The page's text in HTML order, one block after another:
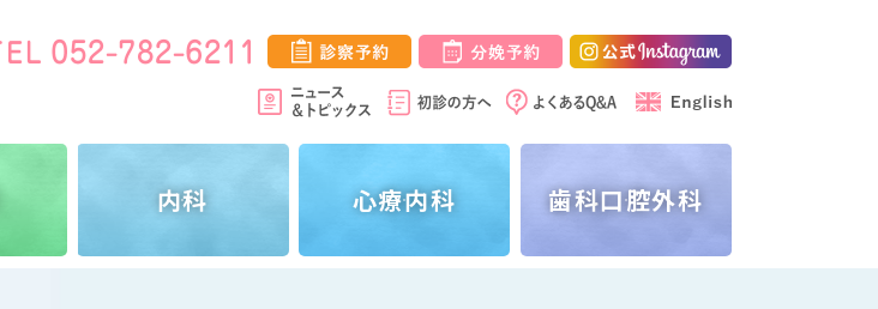
内科 心療内科 歯科口腔外科